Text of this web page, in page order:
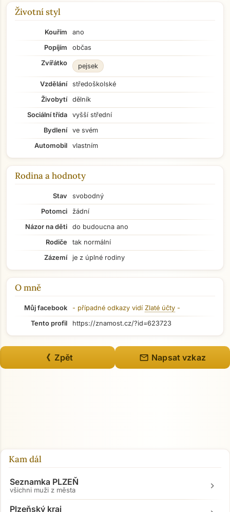
Přejít na hlavní obsah
Životní styl
Kouřím
ano
Popíjím
občas
Zvířátko
pejsek
Vzdělání
středoškolské
Živobytí
dělník
Sociální třída
vyšší střední
Bydlení
ve svém
Automobil
vlastním
Rodina a hodnoty
Stav
svobodný
Potomci
žádní
Názor na děti
do budoucna ano
Rodiče
tak normální
Zázemí
je z úplné rodiny
O mně
Můj facebook - případné odkazy vidí Zlaté účty -
Tento profil
https://znamost.cz/?id=623723
《 Zpět mail Napsat vzkaz
Kam dál
Seznamka PLZEŇ
všichni muži z města chevron_right
Plzeňský kraj